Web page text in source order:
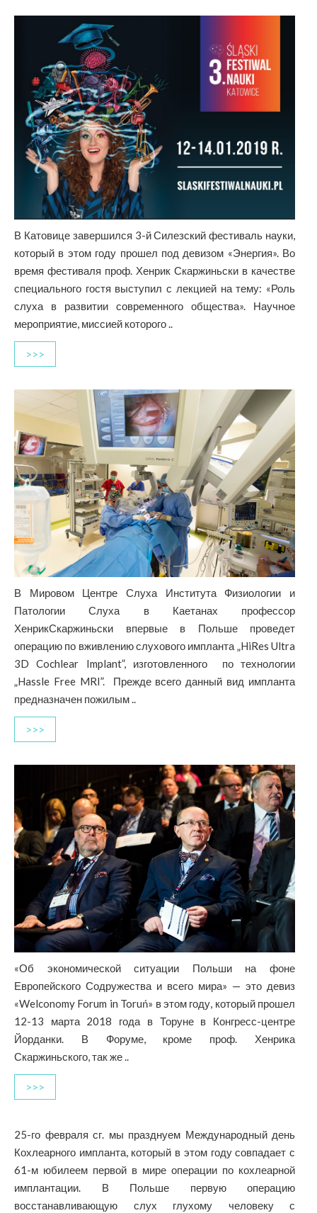
В Катовице завершился 3-й Силезский фестиваль науки,
который в этом году прошел под девизом «Энергия». Во
время фестиваля проф. Хенрик Скаржиньски в качестве
специального гостя выступил с лекцией на тему: «Роль
слуха в развитии современного общества». Научное
мероприятие, миссией которого ..
>>>
В Мировом Центре Слуха Института Физиологии и
Патологии Слуха в Каетанах профессор
ХенрикСкаржиньски впервые в Польше проведет
операцию по вживлению слухового импланта „HiRes Ultra
3D Cochlear Implant”, изготовленного по технологии
„Hassle Free MRI”. Прежде всего данный вид импланта
предназначен пожилым ..
>>>
«Об экономической ситуации Польши на фоне
Европейского Содружества и всего мира» — это девиз
«Welconomy Forum in Toruń» в этом году, который прошел
12-13 марта 2018 года в Торуне в Конгресс-центре
Йорданки. В Форуме, кроме проф. Хенрика
Скаржиньского, так же ..
>>>
25-го февраля сг. мы празднуем Международный день
Кохлеарного импланта, который в этом году совпадает с
61-м юбилеем первой в мире операции по кохлеарной
имплантации. В Польше первую операцию
восстанавливающую слух глухому человеку с